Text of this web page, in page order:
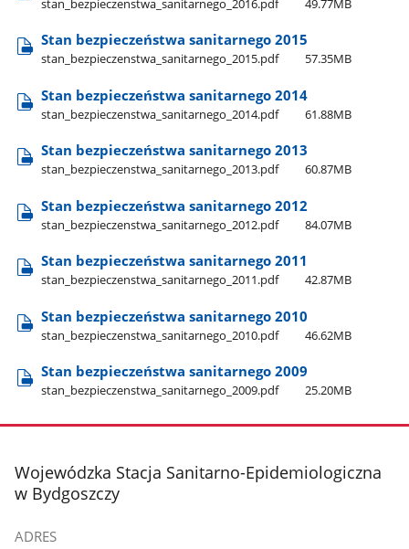
stan​_bezpieczenstwa​_sanitarnego​_2016.pdf 49.77MB
Stan bezpieczeństwa sanitarnego 2015
stan​_bezpieczenstwa​_sanitarnego​_2015.pdf 57.35MB
Stan bezpieczeństwa sanitarnego 2014
stan​_bezpieczenstwa​_sanitarnego​_2014.pdf 61.88MB
Stan bezpieczeństwa sanitarnego 2013
stan​_bezpieczenstwa​_sanitarnego​_2013.pdf 60.87MB
Stan bezpieczeństwa sanitarnego 2012
stan​_bezpieczenstwa​_sanitarnego​_2012.pdf 84.07MB
Stan bezpieczeństwa sanitarnego 2011
stan​_bezpieczenstwa​_sanitarnego​_2011.pdf 42.87MB
Stan bezpieczeństwa sanitarnego 2010
stan​_bezpieczenstwa​_sanitarnego​_2010.pdf 46.62MB
Stan bezpieczeństwa sanitarnego 2009
stan​_bezpieczenstwa​_sanitarnego​_2009.pdf 25.20MB
stopka
Wojewódzka Stacja Sanitarno-Epidemiologiczna
w Bydgoszczy
ADRES